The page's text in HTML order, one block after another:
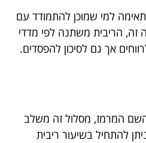
למי שמוכן להתמודד עם
זה, הריבית משתנה לפי מדדי
אך גם לסיכון להפסדים.
המרמז, מסלול זה משלב
להתחיל בשיעור ריבית